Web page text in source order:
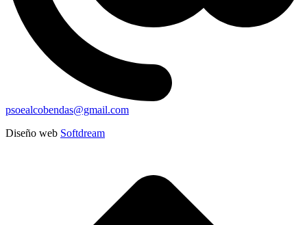
psoealcobendas@gmail.com
Diseño web Softdream